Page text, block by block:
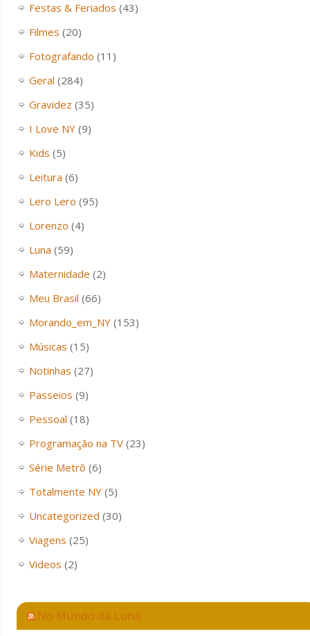
Festas & Feriados (43)
Filmes (20)
Fotografando (11)
Geral (284)
Gravidez (35)
I Love NY(9)
Kids (5)
Leitura (6)
Lero Lero (95)
Lorenzo (4)
Luna (59)
Maternidade (2)
Meu Brasil (66)
Morando_em_NY(153)
Músicas (15)
Notinhas (27)
Passeios (9)
Pessoal (18)
Programação na TV(23)
Série Metrô (6)
Totalmente NY(5)
Uncategorized (30)
Viagens (25)
Videos (2)
No Mundo da Luna